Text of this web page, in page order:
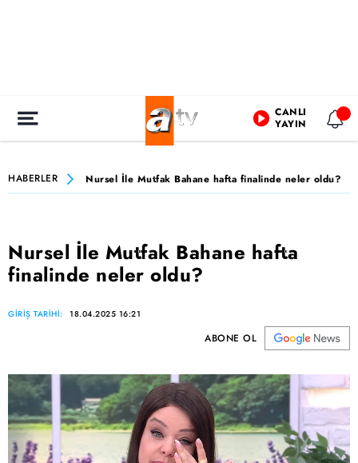
CANLI
YAYIN
HABERLER Nursel İle Mutfak Bahane hafta finalinde neler oldu?
Nursel İle Mutfak Bahane hafta
finalinde neler oldu?
GİRİŞ TARİHİ: 18.04.2025 16:21
ABONE OL